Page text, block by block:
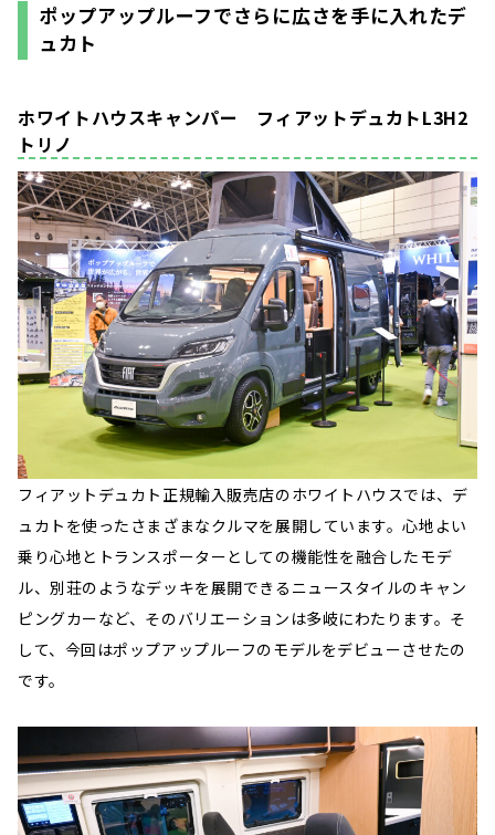
ポップアップルーフでさらに広さを手に入れたデ
ュカト
ホワイトハウスキャンパー フィアットデュカトL3H2
トリノ
フィアットデュカト正規輸入販売店のホワイトハウスでは、デ
ュカトを使ったさまざまなクルマを展開しています。心地よい
乗り心地とトランスポーターとしての機能性を融合したモデ
ル、別荘のようなデッキを展開できるニュースタイルのキャン
ピングカーなど、そのバリエーションは多岐にわたります。そ
して、今回はポップアップルーフのモデルをデビューさせたの
です。